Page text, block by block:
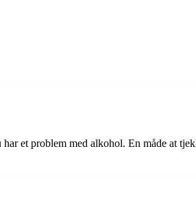
et problem med alkohol. En måde at